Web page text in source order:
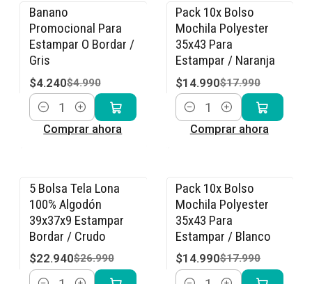
-15% OFF
Banano
Promocional Para
Estampar O Bordar /
Gris
$4.240$4.990
Cantidad
Comprar ahora
-17% OFF
Pack 10x Bolso
Mochila Polyester
35x43 Para
Estampar / Naranja
$14.990$17.990
Cantidad
Comprar ahora
-15% OFF
5 Bolsa Tela Lona
100% Algodón
39x37x9 Estampar
Bordar / Crudo
$22.940$26.990
-17% OFF
Pack 10x Bolso
Mochila Polyester
35x43 Para
Estampar / Blanco
$14.990$17.990